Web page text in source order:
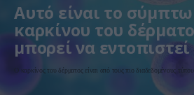
Αυτό είναι το
καρκίνου του
μπορεί να
κομμωτήριο! – Τι
έρευνα
Ο καρκίνος του δέρματος είναι από τους πιο διαδεδομένους